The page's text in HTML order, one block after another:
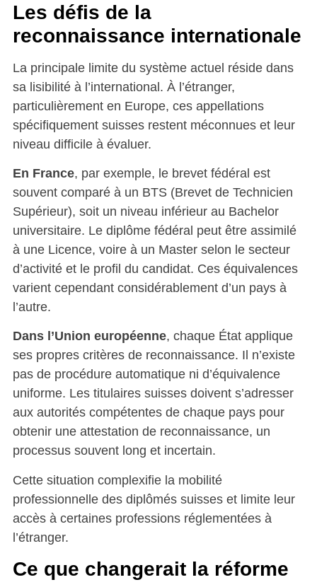
Les défis de la
reconnaissance internationale
La principale limite du système actuel réside dans
sa lisibilité à l’international. À l’étranger,
particulièrement en Europe, ces appellations
spécifiquement suisses restent méconnues et leur
niveau difficile à évaluer.
En France, par exemple, le brevet fédéral est
souvent comparé à un BTS (Brevet de Technicien
Supérieur), soit un niveau inférieur au Bachelor
universitaire. Le diplôme fédéral peut être assimilé
à une Licence, voire à un Master selon le secteur
d’activité et le profil du candidat. Ces équivalences
varient cependant considérablement d’un pays à
l’autre.
Dans l’Union européenne, chaque État applique
ses propres critères de reconnaissance. Il n’existe
pas de procédure automatique ni d’équivalence
uniforme. Les titulaires suisses doivent s’adresser
aux autorités compétentes de chaque pays pour
obtenir une attestation de reconnaissance, un
processus souvent long et incertain.
Cette situation complexifie la mobilité
professionnelle des diplômés suisses et limite leur
accès à certaines professions réglementées à
l’étranger.
Ce que changerait la réforme